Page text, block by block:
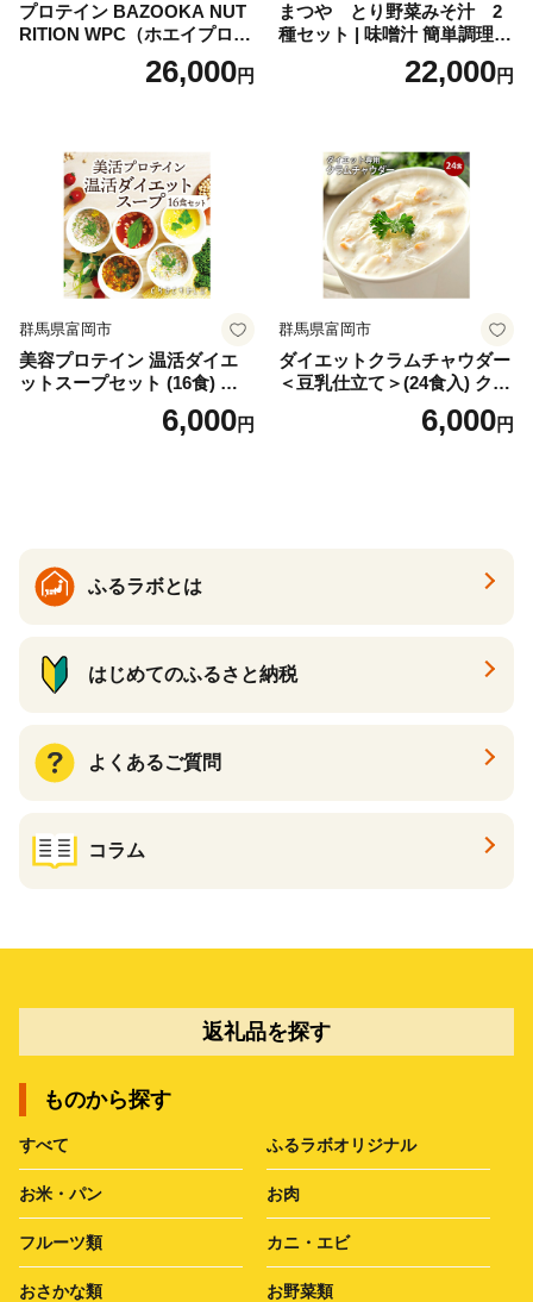
プロテイン BAZOOKA NUT
RITION WPC（ホエイプロテ
イン）＜プレーン＞ 900g｜
バズーカ岡田監修・植物由来
ロン [AIEN005]
26,000円
まつや とり野菜みそ汁 2
種セット | 味噌汁 簡単調理
お味噌 おみそ みそ とり野菜
時短料理 時短ごはん ご当地
22,000円
群馬県富岡市
美容プロテイン 温活ダイエ
ットスープセット (16食) 小
分け スープ 食べ比べ セット
詰合せ クラムチャウダー チ
6,000円
群馬県富岡市
ダイエットクラムチャウダー
＜豆乳仕立て＞(24食入) クラ
ムチャウダー 豆乳 ダイエッ
ト スープ プロテイン たんぱ
6,000円
ふるラボとは
はじめてのふるさと納税
よくあるご質問
コラム
返礼品を探す
ものから探す
すべて ふるラボオリジナル
お米・パン お肉
フルーツ類 カニ・エビ
おさかな類 お野菜類